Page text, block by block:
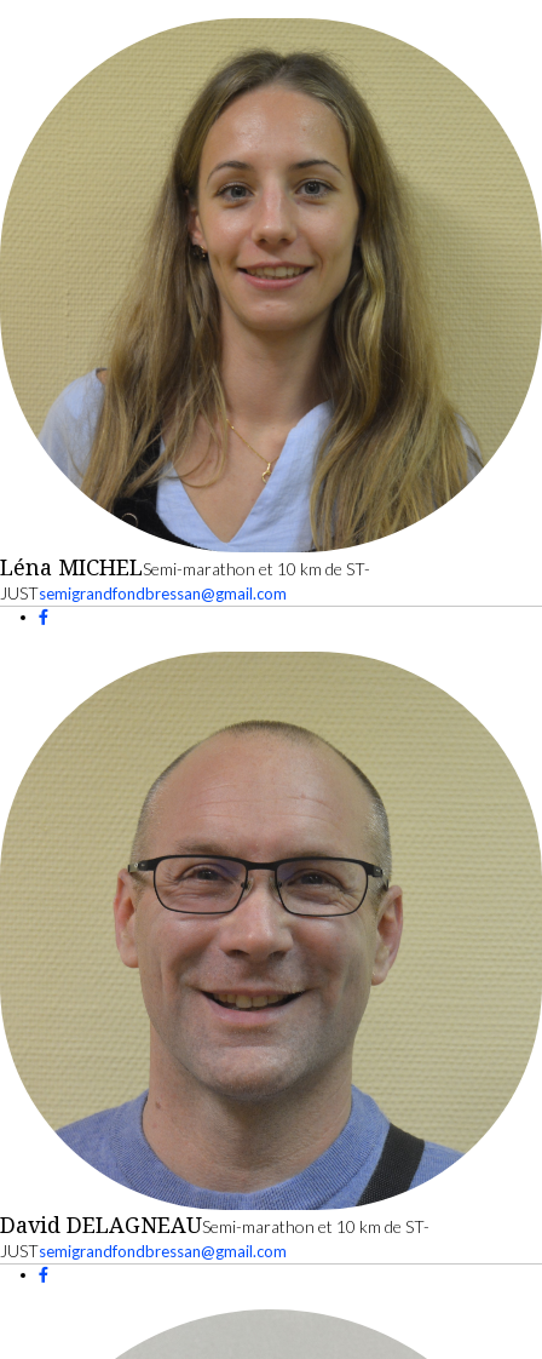
Léna MICHELSemi-marathon et 10 km de ST-
JUSTsemigrandfondbressan@gmail.com
David DELAGNEAUSemi-marathon et 10 km de ST-
JUSTsemigrandfondbressan@gmail.com